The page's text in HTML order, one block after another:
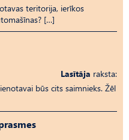
teritorija, ierīkos
[…]
Lasītāja raksta:
būs cits saimnieks. Žēl